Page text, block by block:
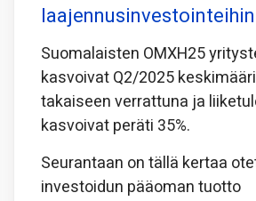
laajennusinvestointeihin
Suomalaisten OMXH25
kasvoivat Q2/2025
takaiseen verrattuna ja
kasvoivat peräti 35%.
Seurantaan on tällä kertaa
investoidun pääoman tuotto